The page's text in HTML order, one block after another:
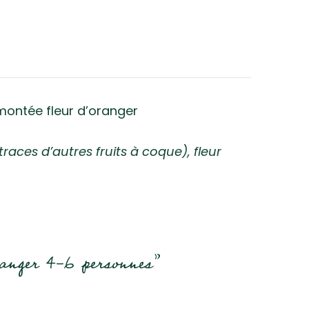
fleur d’oranger
d’autres fruits à coque), fleur
4-6 personnes”